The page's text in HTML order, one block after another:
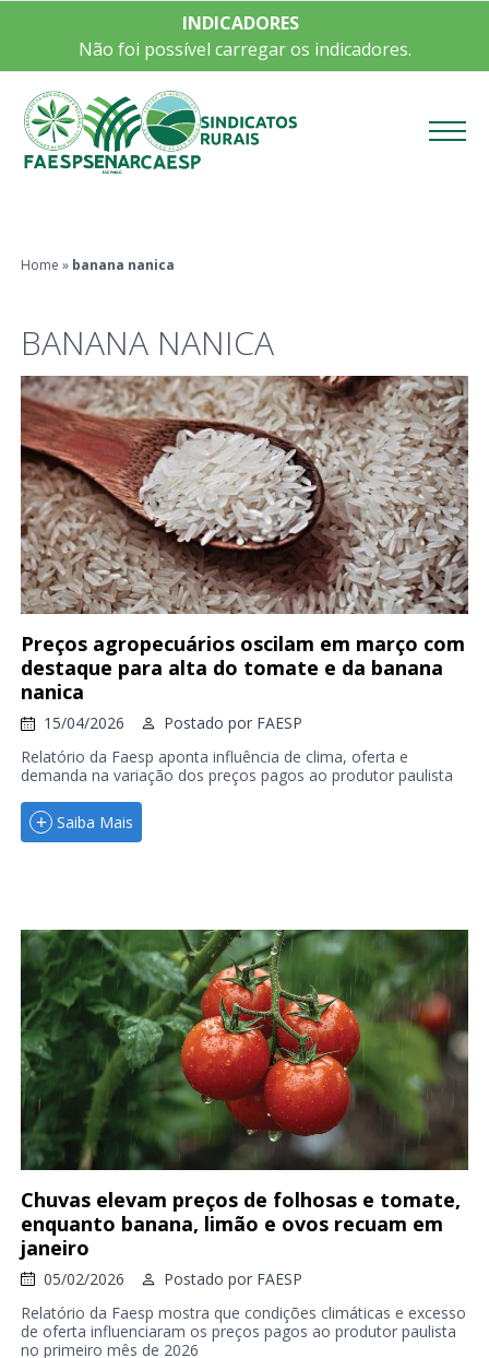
INDICADORES
Não foi possível carregar os indicadores.
Home » banana nanica
BANANA NANICA
Preços agropecuários oscilam em março com
destaque para alta do tomate e da banana
nanica
15/04/2026 Postado por FAESP
Relatório da Faesp aponta influência de clima, oferta e
demanda na variação dos preços pagos ao produtor paulista
Saiba Mais
Chuvas elevam preços de folhosas e tomate,
enquanto banana, limão e ovos recuam em
janeiro
05/02/2026 Postado por FAESP
Relatório da Faesp mostra que condições climáticas e excesso
de oferta influenciaram os preços pagos ao produtor paulista
no primeiro mês de 2026